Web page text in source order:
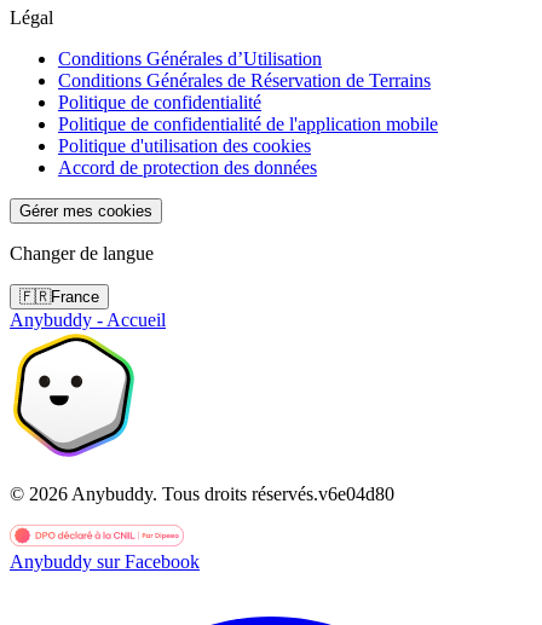
Légal
Conditions Générales d’Utilisation
Conditions Générales de Réservation de Terrains
Politique de confidentialité
Politique de confidentialité de l'application mobile
Politique d'utilisation des cookies
Accord de protection des données
Gérer mes cookies
Changer de langue
🇫🇷France
Anybuddy - Accueil
© 2026 Anybuddy. Tous droits réservés.v6e04d80
Anybuddy sur Facebook